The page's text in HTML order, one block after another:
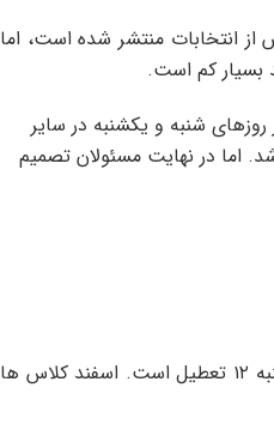
انتخابات منتشر شده است، اما
شنبه و یکشنبه در سایر
اما در نهایت مسئولان تصمیم
با توجه به برگزاری انتخابات و تمدید مهلت اخذ رای، مدارس سراسر کشور فردا شنبه ۱۲ تعطیل است. اسفند کلاس ها